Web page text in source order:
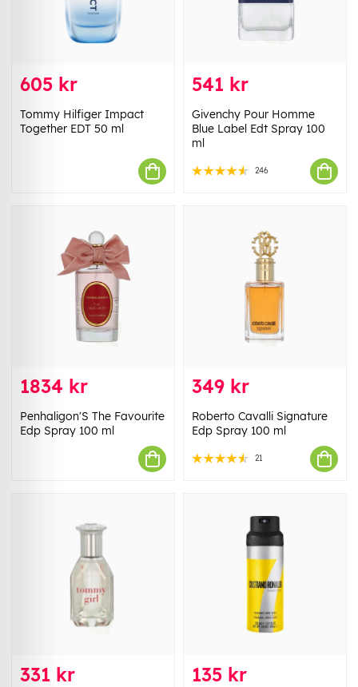
605 kr
Tommy Hilfiger Impact
Together EDT 50 ml
541 kr
Givenchy Pour Homme
Blue Label Edt Spray 100
ml
246
1834 kr
Penhaligon'S The Favourite
Edp Spray 100 ml
349 kr
Roberto Cavalli Signature
Edp Spray 100 ml
21
331 kr 135 kr